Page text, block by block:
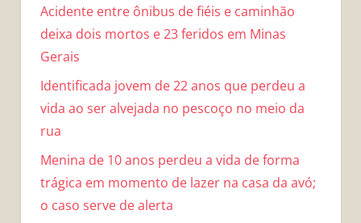
Acidente entre ônibus de fiéis e caminhão
deixa dois mortos e 23 feridos em Minas
Gerais
Identificada jovem de 22 anos que perdeu a
vida ao ser alvejada no pescoço no meio da
rua
Menina de 10 anos perdeu a vida de forma
trágica em momento de lazer na casa da avó;
o caso serve de alerta